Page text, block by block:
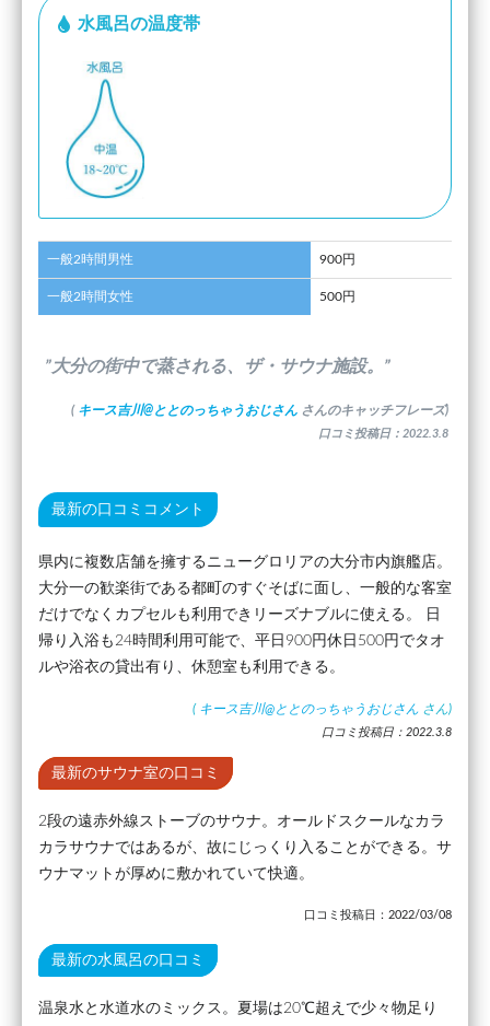
水風呂の温度帯
一般2時間男性 900円
一般2時間女性 500円
”大分の街中で蒸される、ザ・サウナ施設。”
( キース吉川@ととのっちゃうおじさん さんのキャッチフレーズ)
口コミ投稿日：2022.3.8
最新の口コミコメント
県内に複数店舗を擁するニューグロリアの大分市内旗艦店。
大分一の歓楽街である都町のすぐそばに面し、一般的な客室
だけでなくカプセルも利用できリーズナブルに使える。 日
帰り入浴も24時間利用可能で、平日900円休日500円でタオ
ルや浴衣の貸出有り、休憩室も利用できる。
( キース吉川@ととのっちゃうおじさん さん)
口コミ投稿日：2022.3.8
最新のサウナ室の口コミ
2段の遠赤外線ストーブのサウナ。オールドスクールなカラ
カラサウナではあるが、故にじっくり入ることができる。サ
ウナマットが厚めに敷かれていて快適。
口コミ投稿日：2022/03/08
最新の水風呂の口コミ
温泉水と水道水のミックス。夏場は20℃超えで少々物足り